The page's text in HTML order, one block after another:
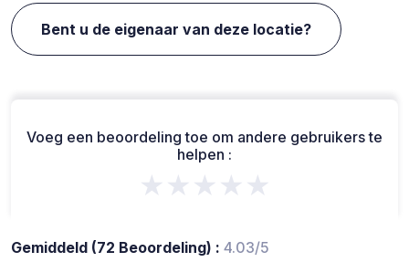
Bent u de eigenaar van deze locatie?
Voeg een beoordeling toe om andere gebruikers te
helpen :
★★★★★
Gemiddeld (72 Beoordeling) : 4.03/5